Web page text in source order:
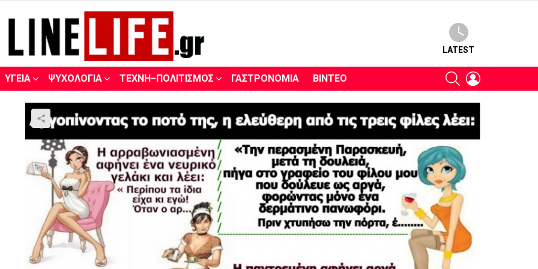
LATEST
ΥΓΕΊΑ ΨΥΧΟΛΟΓΊΑ ΤΈΧΝΗ-ΠΟΛΙΤΙΣΜΌΣ ΓΑΣΤΡΟΝΟΜΊΑ ΒΊΝΤΕΟ SEARCH